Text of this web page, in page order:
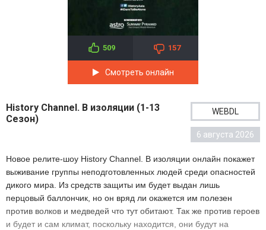
509 157
Смотреть онлайн
History Channel. В изоляции (1-13
Сезон)
WEBDL
6 августа 2026
Новое релите-шоу History Channel. В изоляции онлайн покажет
выживание группы неподготовленных людей среди опасностей
дикого мира. Из средств защиты им будет выдан лишь
перцовый баллончик, но он вряд ли окажется им полезен
против волков и медведей что тут обитают. Так же против героев
и будет и сам климат, поскольку находится, они будут на